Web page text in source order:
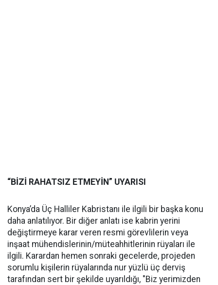
“BİZİ RAHATSIZ ETMEYİN” UYARISI
Konya’da Üç Halliler Kabristanı ile ilgili bir başka konu
daha anlatılıyor. Bir diğer anlatı ise kabrin yerini
değiştirmeye karar veren resmi görevlilerin veya
inşaat mühendislerinin/müteahhitlerinin rüyaları ile
ilgili. Karardan hemen sonraki gecelerde, projeden
sorumlu kişilerin rüyalarında nur yüzlü üç derviş
tarafından sert bir şekilde uyarıldığı, "Biz yerimizden